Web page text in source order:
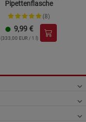
Pipettenflasche
(8)
9,99 €
(333,00 EUR / 1 l)